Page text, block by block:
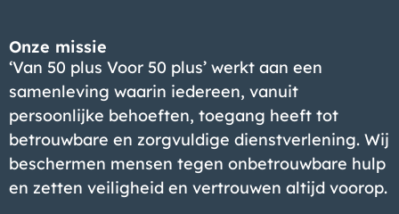
Onze missie
‘Van 50 plus Voor 50 plus’ werkt aan een
samenleving waarin iedereen, vanuit
persoonlijke behoeften, toegang heeft tot
betrouwbare en zorgvuldige dienstverlening. Wij
beschermen mensen tegen onbetrouwbare hulp
en zetten veiligheid en vertrouwen altijd voorop.